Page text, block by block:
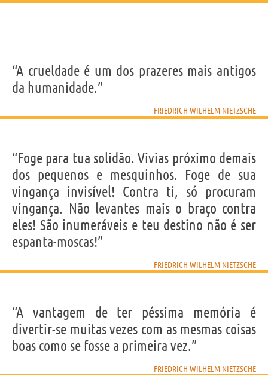
“A crueldade é um dos prazeres mais antigos
da humanidade.”
FRIEDRICH WILHELM NIETZSCHE
“Foge para tua solidão. Vivias próximo demais
dos pequenos e mesquinhos. Foge de sua
vingança invisível! Contra ti, só procuram
vingança. Não levantes mais o braço contra
eles! São inumeráveis e teu destino não é ser
espanta-moscas!”
FRIEDRICH WILHELM NIETZSCHE
“A vantagem de ter péssima memória é
divertir-se muitas vezes com as mesmas coisas
boas como se fosse a primeira vez.”
FRIEDRICH WILHELM NIETZSCHE